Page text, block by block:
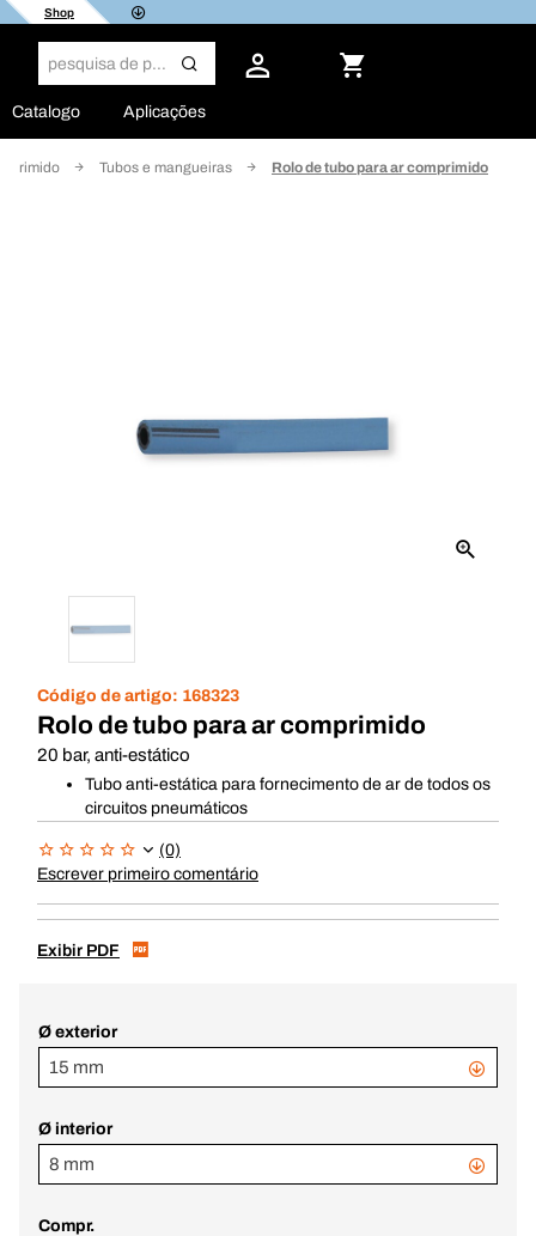
Shop
Catalogo Aplicações
Tubos e mangueiras Rolo de tubo para ar comprimido
Código de artigo: 168323
Rolo de tubo para ar comprimido
20 bar, anti-estático
Tubo anti-estática para fornecimento de ar de todos os
circuitos pneumáticos
(0)
Escrever primeiro comentário
Exibir PDF
Ø exterior
15 mm
Ø interior
8 mm
Compr.